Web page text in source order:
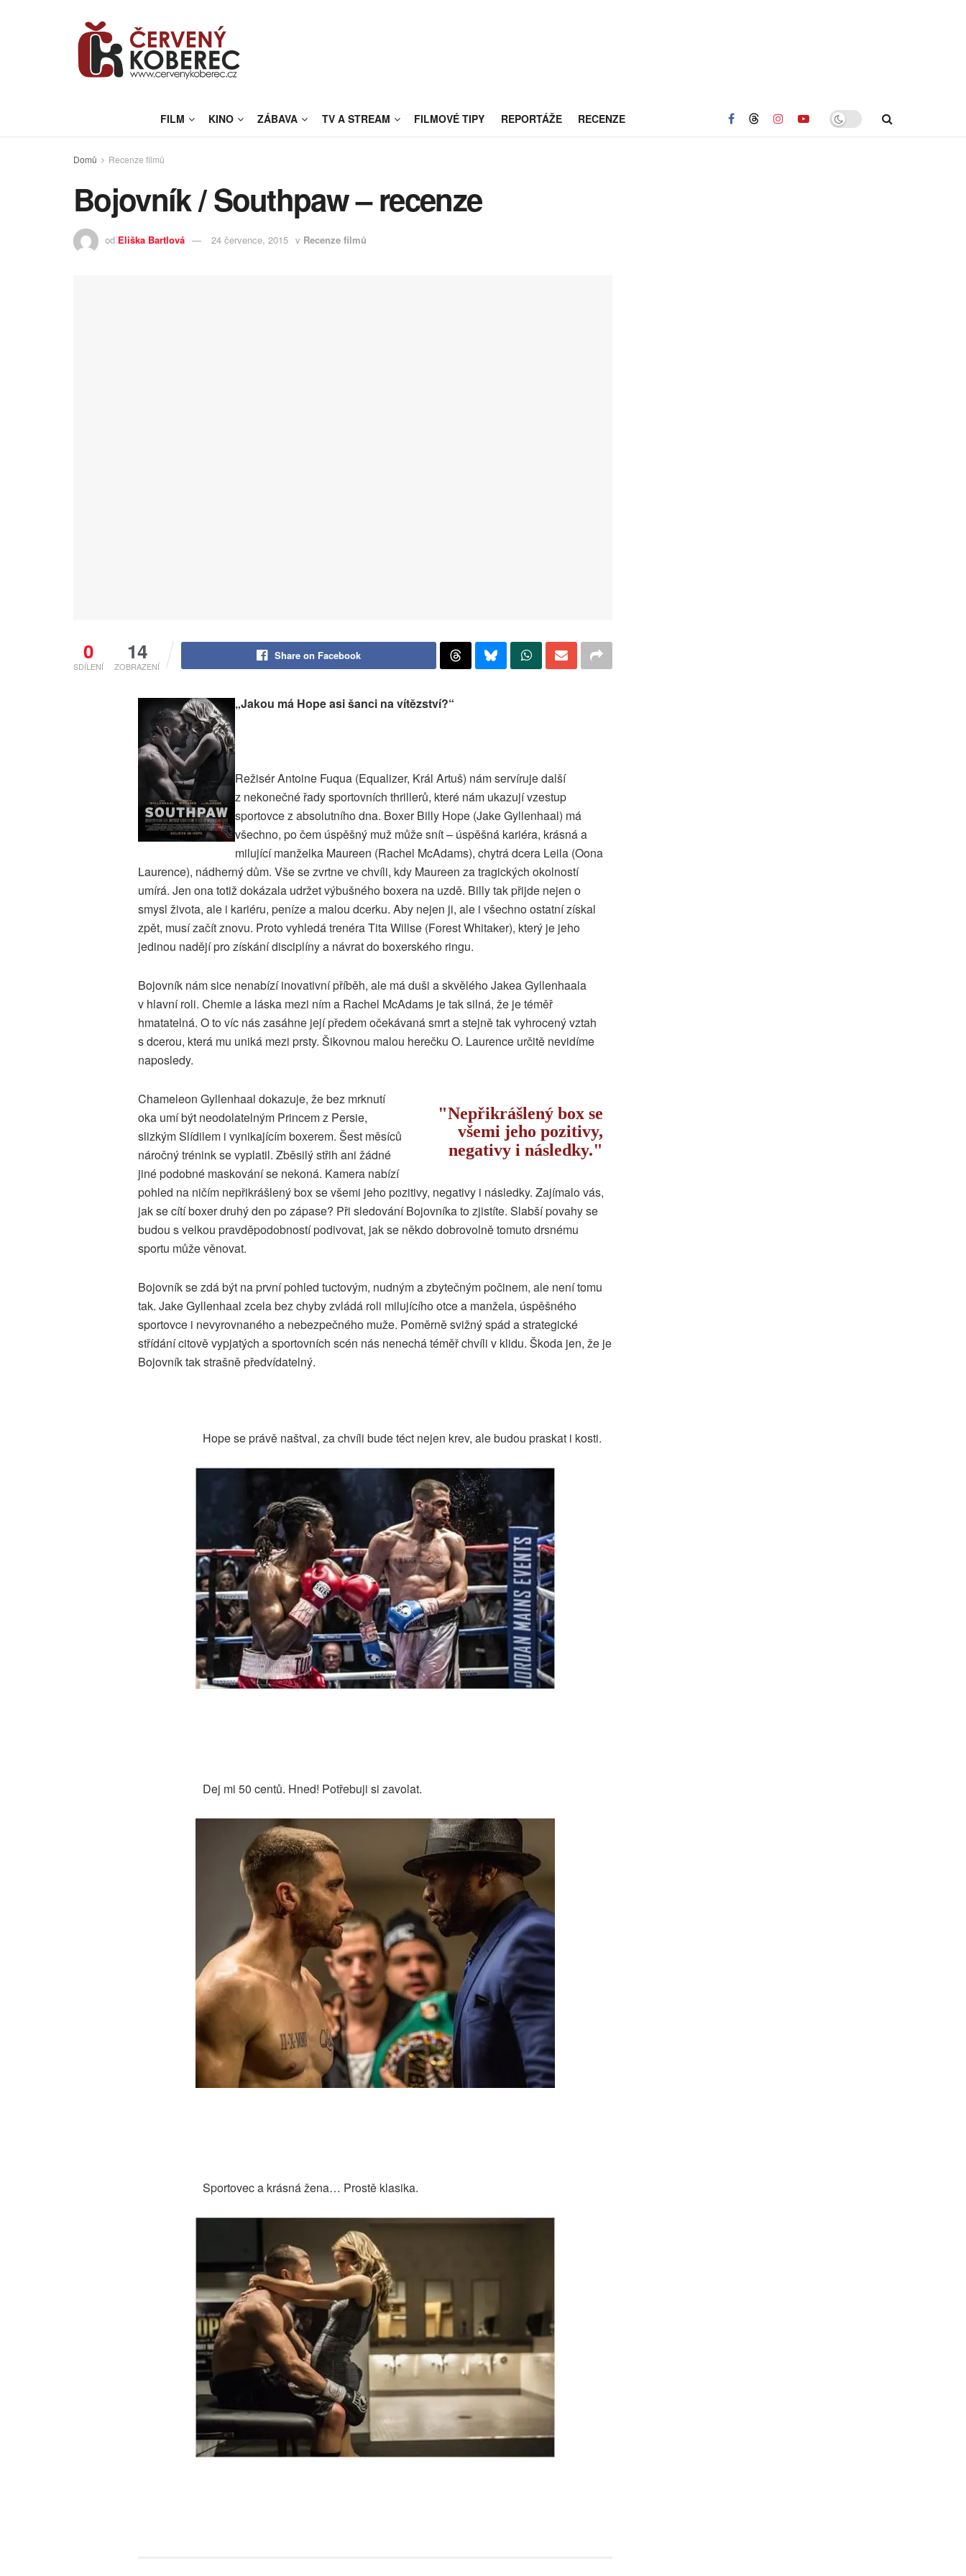
FILM KINO ZÁBAVA TV A STREAM FILMOVÉ TIPY REPORTÁŽE RECENZE
Domů Recenze filmů
Bojovník / Southpaw – recenze
od Eliška Bartlová 24 července, 2015 v Recenze filmů
0
SDÍLENÍ
14
ZOBRAZENÍ
Share on Facebook
„Jakou má Hope asi šanci na vítězství?“
Režisér Antoine Fuqua (Equalizer, Král Artuš) nám servíruje další
z nekonečné řady sportovních thrillerů, které nám ukazují vzestup
sportovce z absolutního dna. Boxer Billy Hope (Jake Gyllenhaal) má
všechno, po čem úspěšný muž může snít – úspěšná kariéra, krásná a
milující manželka Maureen (Rachel McAdams), chytrá dcera Leila (Oona
Laurence), nádherný dům. Vše se zvrtne ve chvíli, kdy Maureen za tragických okolností
umírá. Jen ona totiž dokázala udržet výbušného boxera na uzdě. Billy tak přijde nejen o
smysl života, ale i kariéru, peníze a malou dcerku. Aby nejen ji, ale i všechno ostatní získal
zpět, musí začít znovu. Proto vyhledá trenéra Tita Willse (Forest Whitaker), který je jeho
jedinou nadějí pro získání disciplíny a návrat do boxerského ringu.
Bojovník nám sice nenabízí inovativní příběh, ale má duši a skvělého Jakea Gyllenhaala
v hlavní roli. Chemie a láska mezi ním a Rachel McAdams je tak silná, že je téměř
hmatatelná. O to víc nás zasáhne její předem očekávaná smrt a stejně tak vyhrocený vztah
s dcerou, která mu uniká mezi prsty. Šikovnou malou herečku O. Laurence určitě nevidíme
naposledy.
Nepřikrášlený box se
všemi jeho pozitivy,
negativy i následky.
Chameleon Gyllenhaal dokazuje, že bez mrknutí
oka umí být neodolatelným Princem z Persie,
slizkým Slídilem i vynikajícím boxerem. Šest měsíců
náročný trénink se vyplatil. Zběsilý střih ani žádné
jiné podobné maskování se nekoná. Kamera nabízí
pohled na ničím nepřikrášlený box se všemi jeho pozitivy, negativy i následky. Zajímalo vás,
jak se cítí boxer druhý den po zápase? Při sledování Bojovníka to zjistíte. Slabší povahy se
budou s velkou pravděpodobností podivovat, jak se někdo dobrovolně tomuto drsnému
sportu může věnovat.
Bojovník se zdá být na první pohled tuctovým, nudným a zbytečným počinem, ale není tomu
tak. Jake Gyllenhaal zcela bez chyby zvládá roli milujícího otce a manžela, úspěšného
sportovce i nevyrovnaného a nebezpečného muže. Poměrně svižný spád a strategické
střídání citově vypjatých a sportovních scén nás nenechá téměř chvíli v klidu. Škoda jen, že je
Bojovník tak strašně předvídatelný.
Hope se právě naštval, za chvíli bude téct nejen krev, ale budou praskat i kosti.
Dej mi 50 centů. Hned! Potřebuji si zavolat.
Sportovec a krásná žena… Prostě klasika.